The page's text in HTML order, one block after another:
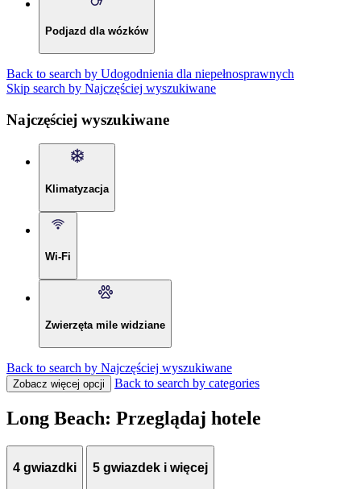
Podjazd dla wózków
Back to search by Udogodnienia dla niepełnosprawnych
Skip search by Najczęściej wyszukiwane
Najczęściej wyszukiwane
Klimatyzacja
Wi-Fi
Zwierzęta mile widziane
Back to search by Najczęściej wyszukiwane
Zobacz więcej opcji Back to search by categories
Long Beach: Przeglądaj hotele
4 gwiazdki 5 gwiazdek i więcej